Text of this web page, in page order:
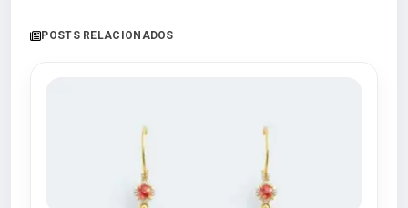
POSTS RELACIONADOS